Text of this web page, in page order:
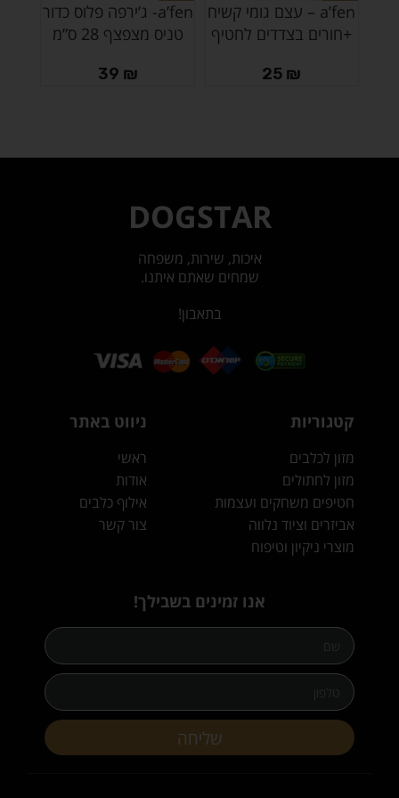
a’fen – עצם גומי קשיח
+חורים בצדדים לחטיף
25 ₪
a’fen- ג’ירפה פלוס כדור
טניס מצפצף 28 ס”מ
39 ₪
DOGSTAR
איכות, שירות, משפחה
שמחים שאתם איתנו.
בתאבון!
קטגוריות
מזון לכלבים
מזון לחתולים
חטיפים משחקים ועצמות
אביזרים וציוד נלווה
מוצרי ניקיון וטיפוח
ניווט באתר
ראשי
אודות
אילוף כלבים
צור קשר
אנו זמינים בשבילך!
שליחה